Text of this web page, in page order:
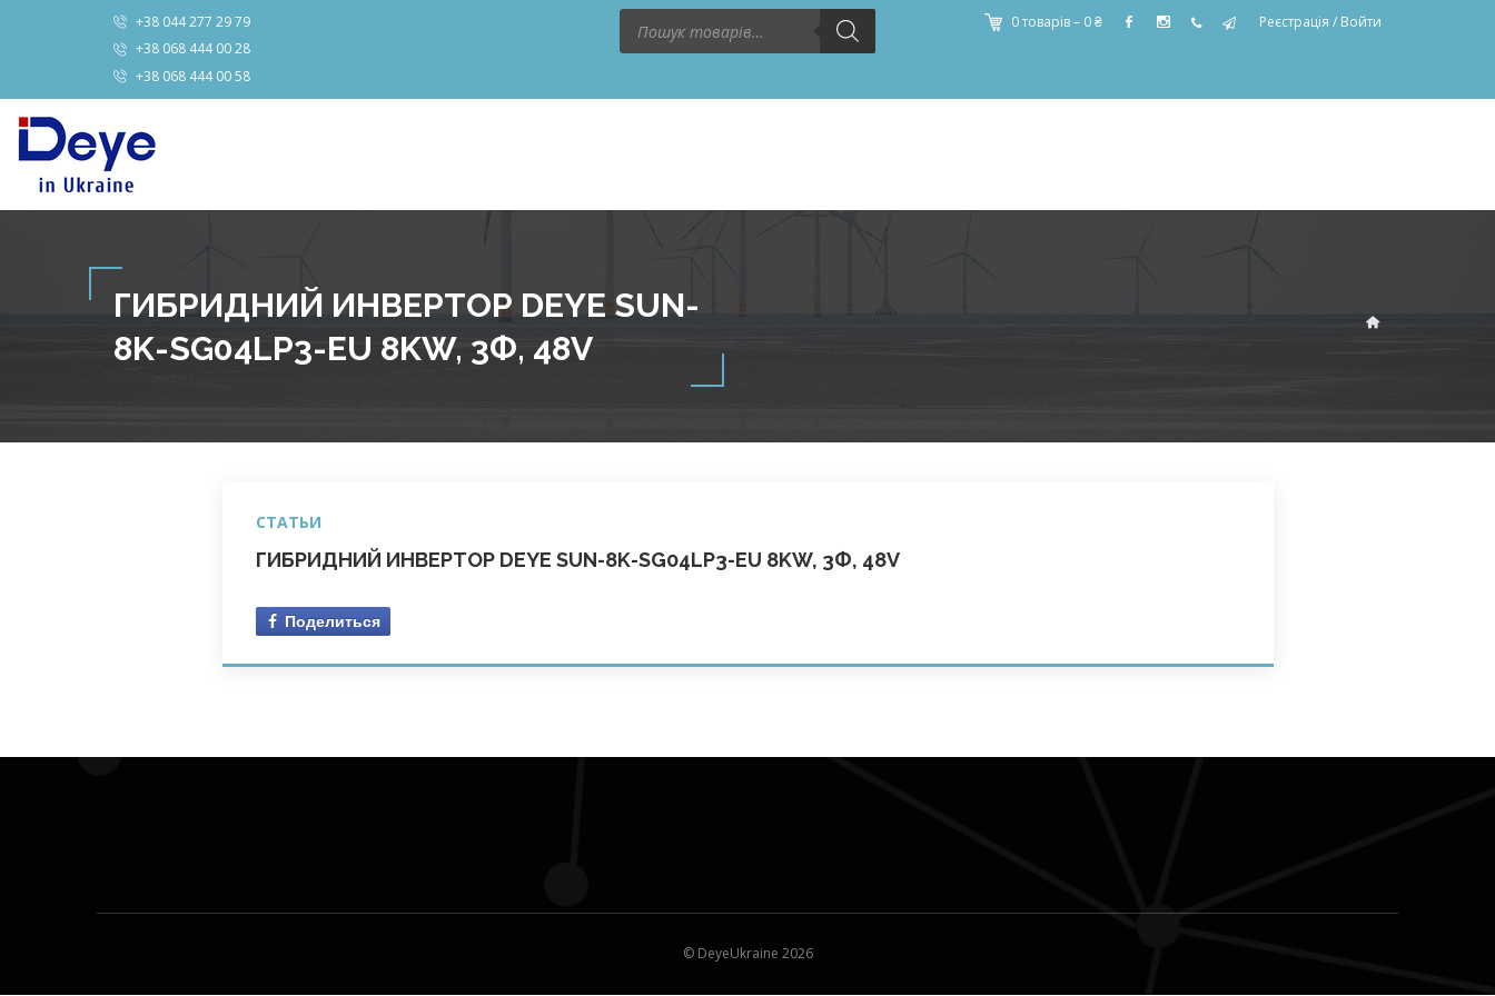
+38 044 277 29 79
+38 068 444 00 28
+38 068 444 00 58
Поиск
товаров 0 товарів – 0₴ Реєстрація / Войти
ГИБРИДНИЙ ИНВЕРТОР DEYE SUN-
8K-SG04LP3-EU 8KW, 3Ф, 48V
СТАТЬИ
ГИБРИДНИЙ ИНВЕРТОР DEYE SUN-8K-SG04LP3-EU 8KW, 3Ф, 48V
Поделиться
© DeyeUkraine 2026